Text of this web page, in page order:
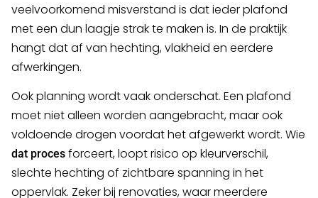
veelvoorkomend misverstand is dat ieder plafond
met een dun laagje strak te maken is. In de praktijk
hangt dat af van hechting, vlakheid en eerdere
afwerkingen.
Ook planning wordt vaak onderschat. Een plafond
moet niet alleen worden aangebracht, maar ook
voldoende drogen voordat het afgewerkt wordt. Wie
dat proces forceert, loopt risico op kleurverschil,
slechte hechting of zichtbare spanning in het
oppervlak. Zeker bij renovaties, waar meerdere